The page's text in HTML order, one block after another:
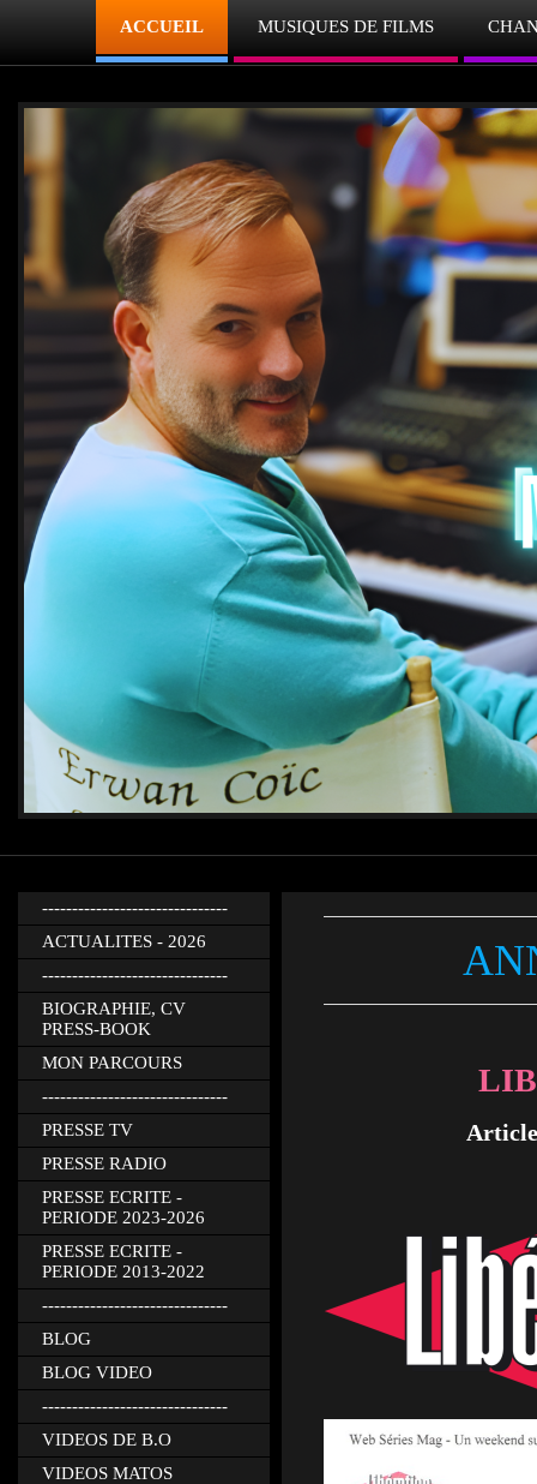
ACCUEIL MUSIQUES DE FILMS
-------------------------------
ACTUALITES - 2026
-------------------------------
BIOGRAPHIE, CV
PRESS-BOOK
MON PARCOURS
-------------------------------
PRESSE TV
PRESSE RADIO
PRESSE ECRITE -
PERIODE 2023-2026
PRESSE ECRITE -
PERIODE 2013-2022
-------------------------------
BLOG
BLOG VIDEO
-------------------------------
VIDEOS DE B.O
VIDEOS MATOS